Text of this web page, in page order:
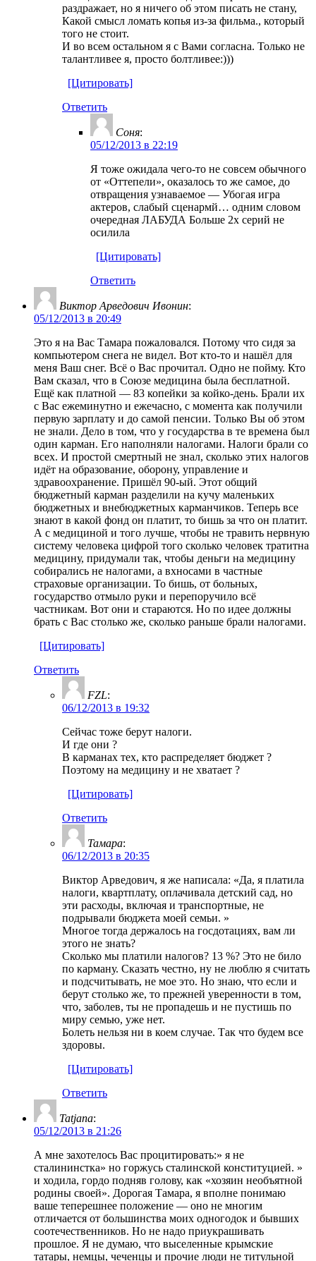
раздражает, но я ничего об этом писать не стану,
Какой смысл ломать копья из-за фильма., который
того не стоит.
И во всем остальном я с Вами согласна. Только не
талантливее я, просто болтливее:)))
[Цитировать]
Ответить
Соня:
05/12/2013 в 22:19
Я тоже ожидала чего-то не совсем обычного
от «Оттепели», оказалось то же самое, до
отвращения узнаваемое — Убогая игра
актеров, слабый сценармй… одним словом
очередная ЛАБУДА Больше 2х серий не
осилила
[Цитировать]
Ответить
Виктор Арведович Ивонин:
05/12/2013 в 20:49
Это я на Вас Тамара пожаловался. Потому что сидя за
компьютером снега не видел. Вот кто-то и нашёл для
меня Ваш снег. Всё о Вас прочитал. Одно не пойму. Кто
Вам сказал, что в Союзе медицина была бесплатной.
Ещё как платной — 83 копейки за койко-день. Брали их
с Вас ежеминутно и ежечасно, с момента как получили
первую зарплату и до самой пенсии. Только Вы об этом
не знали. Дело в том, что у государства в те времена был
один карман. Его наполняли налогами. Налоги брали со
всех. И простой смертный не знал, сколько этих налогов
идёт на образование, оборону, управление и
здравоохранение. Пришёл 90-ый. Этот общий
бюджетный карман разделили на кучу маленьких
бюджетных и внебюджетных карманчиков. Теперь все
знают в какой фонд он платит, то бишь за что он платит.
А с медициной и того лучше, чтобы не травить нервную
систему человека цифрой того сколько человек тратитна
медицину, придумали так, чтобы деньги на медицину
собирались не налогами, а вхносами в частные
страховые организации. То бишь, от больных,
государство отмыло руки и перепоручило всё
частникам. Вот они и стараются. Но по идее должны
брать с Вас столько же, сколько раньше брали налогами.
[Цитировать]
Ответить
FZL:
06/12/2013 в 19:32
Сейчас тоже берут налоги.
И где они ?
В карманах тех, кто распределяет бюджет ?
Поэтому на медицину и не хватает ?
[Цитировать]
Ответить
Тамара:
06/12/2013 в 20:35
Виктор Арведович, я же написала: «Да, я платила
налоги, квартплату, оплачивала детский сад, но
эти расходы, включая и транспортные, не
подрывали бюджета моей семьи. »
Многое тогда держалось на госдотациях, вам ли
этого не знать?
Сколько мы платили налогов? 13 %? Это не било
по карману. Сказать честно, ну не люблю я считать
и подсчитывать, не мое это. Но знаю, что если и
берут столько же, то прежней уверенности в том,
что, заболев, ты не пропадешь и не пустишь по
миру семью, уже нет.
Болеть нельзя ни в коем случае. Так что будем все
здоровы.
[Цитировать]
Ответить
Tatjana:
05/12/2013 в 21:26
А мне захотелось Вас процитировать:» я не
сталининстка» но горжусь сталинской конституцией. »
и ходила, гордо подняв голову, как «хозяин необъятной
родины своей». Дорогая Тамара, я вполне понимаю
ваше теперешнее положение — оно не многим
отличается от большинства моих одногодок и бывших
соотечественников. Но не надо приукрашивать
прошлое. Я не думаю, что выселенные крымские
татары, немцы, чеченцы и прочие люди не титульной